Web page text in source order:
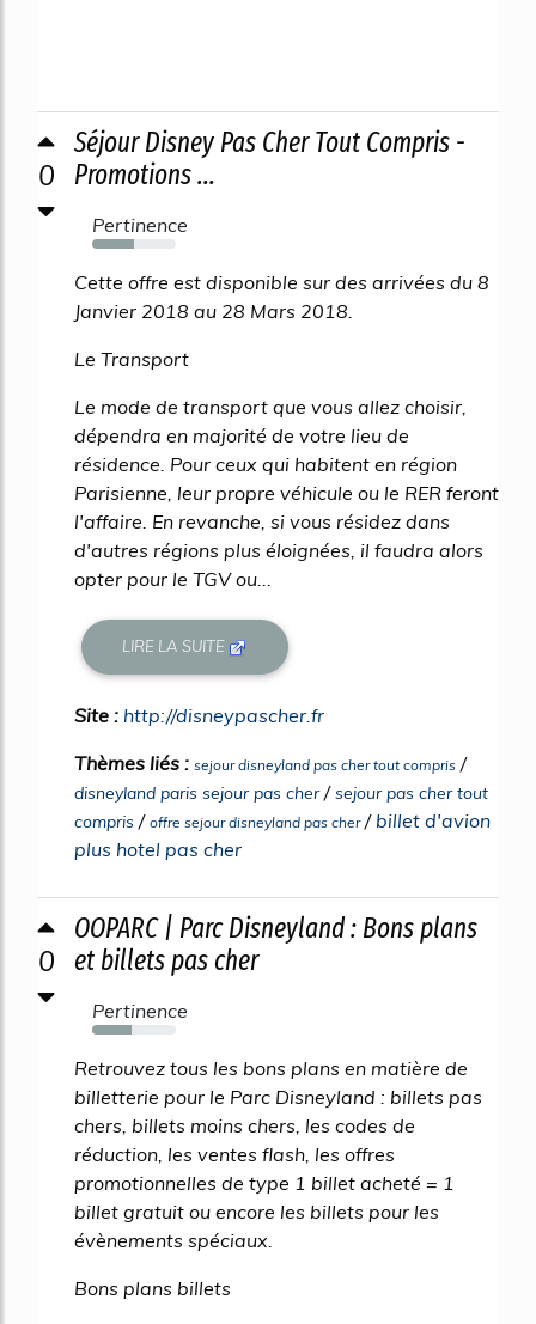
0
Séjour Disney Pas Cher Tout Compris -
Promotions ...
Pertinence
50%
Cette offre est disponible sur des arrivées du 8
Janvier 2018 au 28 Mars 2018.
Le Transport
Le mode de transport que vous allez choisir,
dépendra en majorité de votre lieu de
résidence. Pour ceux qui habitent en région
Parisienne, leur propre véhicule ou le RER feront
l'affaire. En revanche, si vous résidez dans
d'autres régions plus éloignées, il faudra alors
opter pour le TGV ou...
LIRE LA SUITE
Site : http://disneypascher.fr
Thèmes liés : sejour disneyland pas cher tout compris /
disneyland paris sejour pas cher/sejour pas cher tout
compris / offre sejour disneyland pas cher/ billet d'avion
plus hotel pas cher
0
OOPARC | Parc Disneyland : Bons plans
et billets pas cher
Pertinence
47%
Retrouvez tous les bons plans en matière de
billetterie pour le Parc Disneyland : billets pas
chers, billets moins chers, les codes de
réduction, les ventes flash, les offres
promotionnelles de type 1 billet acheté = 1
billet gratuit ou encore les billets pour les
évènements spéciaux.
Bons plans billets